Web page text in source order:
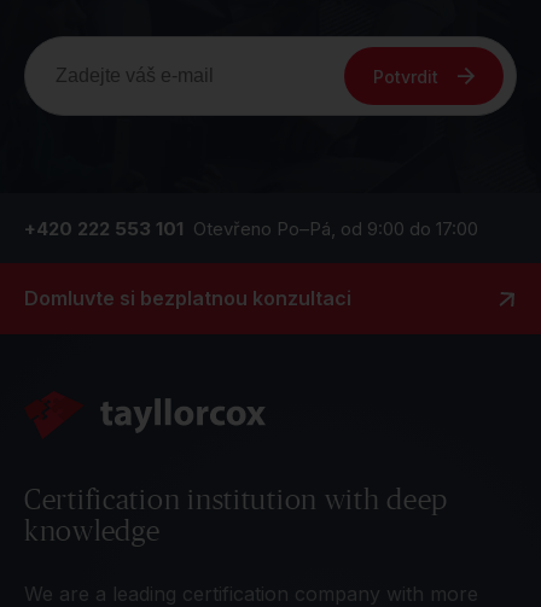
Potvrdit
+420 222 553 101 Otevřeno Po–Pá, od 9:00 do 17:00
Domluvte si bezplatnou konzultaci
Certification institution with deep
knowledge
We are a leading certification company with more